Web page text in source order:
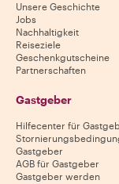
Unsere Geschichte
Jobs
Nachhaltigkeit
Reiseziele
Geschenkgutscheine
Partnerschaften
Gastgeber
Hilfecenter für
Gastgeber
AGB für Gastgeber
Gastgeber werden